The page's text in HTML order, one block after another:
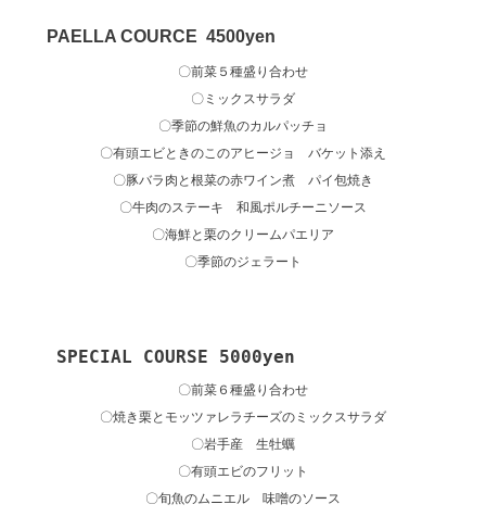
PAELLA COURCE 4500yen
〇前菜５種盛り合わせ
〇ミックスサラダ
〇季節の鮮魚のカルパッチョ
〇有頭エビときのこのアヒージョ バケット添え
〇豚バラ肉と根菜の赤ワイン煮 パイ包焼き
〇牛肉のステーキ 和風ポルチーニソース
〇海鮮と栗のクリームパエリア
〇季節のジェラート
SPECIAL COURSE 5000yen
〇前菜６種盛り合わせ
〇焼き栗とモッツァレラチーズのミックスサラダ
〇岩手産 生牡蠣
〇有頭エビのフリット
〇旬魚のムニエル 味噌のソース